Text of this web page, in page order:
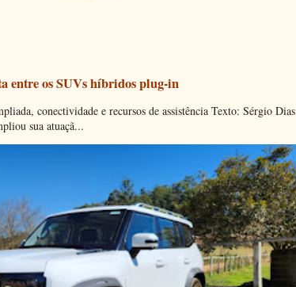
entre os SUVs híbridos plug-in
conectividade e recursos de assistência Texto: Sérgio Dias
sua atuaçã...